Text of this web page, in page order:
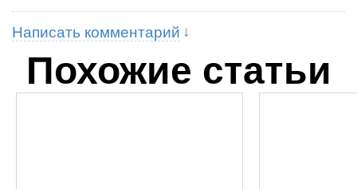
Написать комментарий
Похожие статьи